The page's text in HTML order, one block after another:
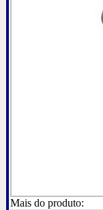
Mais do produto: